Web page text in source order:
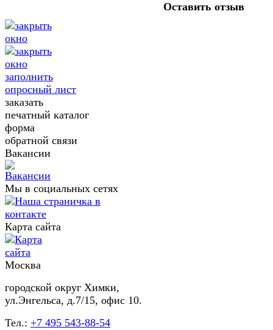
Оставить отзыв
заполнить
опросный лист
заказать
печатный каталог
форма
обратной связи
Вакансии
Мы в социальных сетях
Карта сайта
Москва
городской округ Химки,
ул.Энгельса, д.7/15, офис 10.
Тел.: +7 495 543-88-54